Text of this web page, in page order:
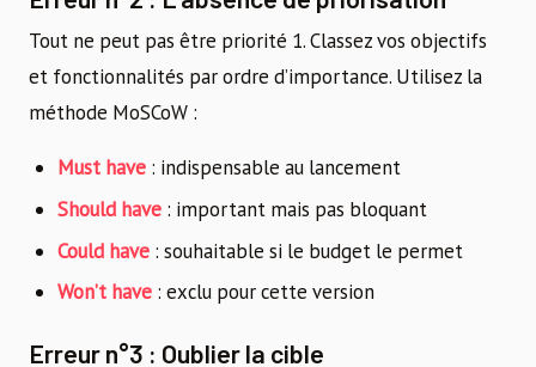
Tout ne peut pas être priorité 1. Classez vos objectifs
et fonctionnalités par ordre d’importance. Utilisez la
méthode MoSCoW :
Must have : indispensable au lancement
Should have : important mais pas bloquant
Could have : souhaitable si le budget le permet
Won’t have : exclu pour cette version
Erreur n°3 : Oublier la cible